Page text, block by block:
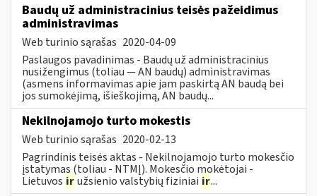
Baudų už administracinius teisės pažeidimus
administravimas
Web turinio sąrašas 2020-04-09
Paslaugos pavadinimas - Baudų už administracinius
nusižengimus (toliau — AN baudų) administravimas
(asmens informavimas apie jam paskirtą AN baudą bei
jos sumokėjimą, išieškojimą, AN baudų...
Nekilnojamojo turto mokestis
Web turinio sąrašas 2020-02-13
Pagrindinis teisės aktas - Nekilnojamojo turto mokesčio
įstatymas (toliau - NTMĮ). Mokesčio mokėtojai -
Lietuvos iružsienio valstybių fiziniai ir...